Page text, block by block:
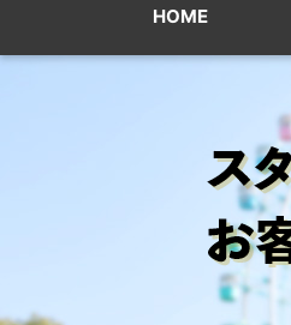
HOME